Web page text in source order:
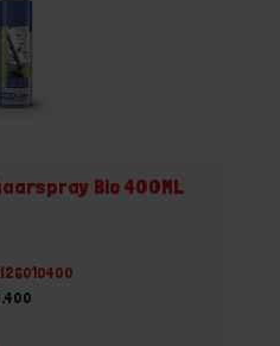
Bio 400ML